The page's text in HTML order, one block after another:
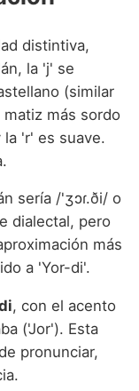
distintiva,
la 'j' se
(similar
más sordo
la 'r' es suave.
sería /'ʒɔɾ.ði/ o
dialectal, pero
más
a 'Yor-di'.
, con el acento
('Jor'). Esta
pronunciar,